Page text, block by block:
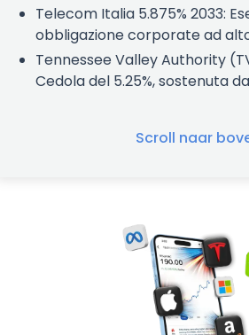
Telecom Italia 5.875% 2033:
obbligazione corporate ad
Tennessee Valley Authority
Cedola del 5.25%, sostenuta
Scroll naar